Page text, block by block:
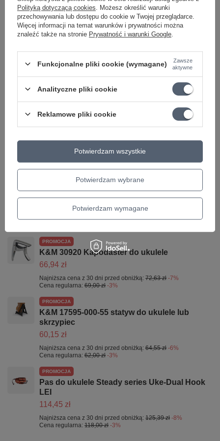
Jakie cechy powinno mieć dobre ukulele koncertowe do
nauki?
Marka
produkt na terenie UE
Lauda Central Europe Więcej
Typ KONCERTOWE
KATEGORIA UKULELE
Parametry bezpieczeństwa Parametry bezpieczeństwa
Może potrzebujesz tego do gitary
PROMOCJA
K&M 30920 Kapodaster do ukulele
66,94 zł
Najniższa cena z 30 dni przed obniżką: 72,63 zł -7%
Cena regularna: 69,00 zł -3%
PROMOCJA
K&M 17595-000-55 statyw do ukulele lub
skrzypiec
60,15 zł
Najniższa cena z 30 dni przed obniżką: 64,55 zł -6%
Cena regularna: 62,00 zł -3%
PROMOCJA
Pas do ukulele Steady series Uke-Dual Hook
LEI
114,45 zł
Najniższa cena z 30 dni przed obniżką: 125,39 zł -8%
Cena regularna: 118,00 zł -3%
Polityką dotyczącą cookies . Możesz określić warunki
przechowywania lub dostępu do cookie w Twojej przeglądarce.
Więcej informacji na temat warunków i prywatności można
znaleźć także na stronie Prywatność i warunki Google
Funkcjonalne pliki cookie (wymagane)
Zawsze
aktywne
Analityczne pliki cookie
Reklamowe pliki cookie
Potwierdzam wybrane
Potwierdzam wymagane
Potwierdzam wszystkie